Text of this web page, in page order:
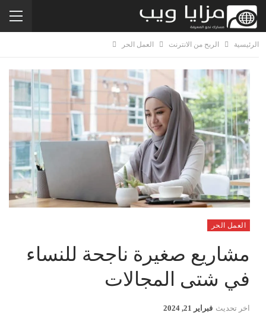
الرئيسية الربح من الانترنت العمل الحر
العمل الحر
مشاريع صغيرة ناجحة للنساء
في شتى المجالات
اخر تحديث فبراير 21, 2024